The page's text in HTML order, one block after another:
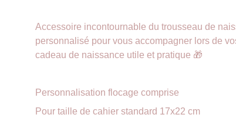
Accessoire incontournable du trousseau de
personnalisé pour vous accompagner lors de
cadeau de naissance utile et pratique 🎁
Personnalisation flocage comprise
Pour taille de cahier standard 17x22 cm